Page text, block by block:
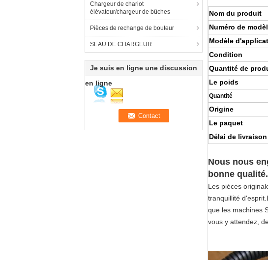
Chargeur de chariot
élévateur/chargeur de bûches
Pièces de rechange de bouteur
SEAU DE CHARGEUR
Je suis en ligne une discussion
en ligne
Nom du produit
Numéro de
Modèle
Condition
Quantité de
Le poids
Quantité
Origine
Le paquet
Délai de livraison
Nous nous
bonne qualité.
Les pièces
tranquillité
que les machines
vous y attendez,